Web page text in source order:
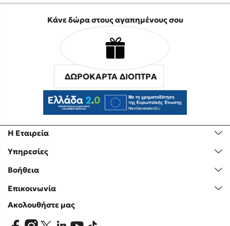
Η Εταιρεία
Υπηρεσίες
Βοήθεια
Επικοινωνία
Κάνε δώρα στους αγαπημένους σου
ΔΩΡΟΚΑΡΤΑ ΔΙΟΠΤΡΑ
Ακολουθήστε μας